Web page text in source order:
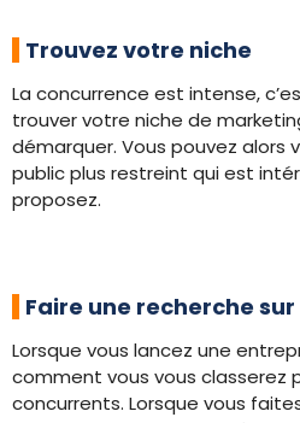
Trouvez votre niche
La concurrence est intense,
trouver votre niche de
démarquer. Vous pouvez alors
public plus restreint qui est
proposez.
Faire une recherche
Lorsque vous lancez une
comment vous vous classerez
concurrents. Lorsque vous